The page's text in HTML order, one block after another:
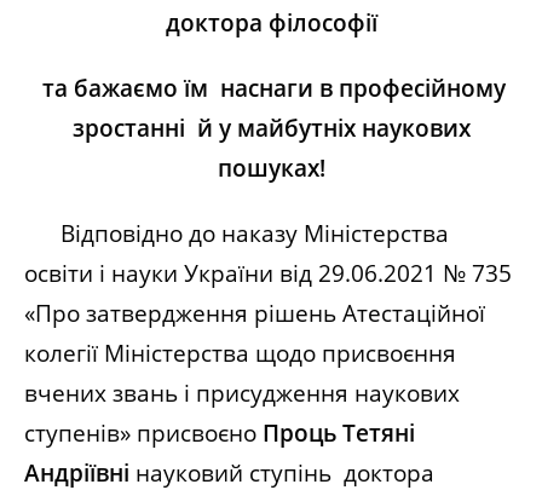
доктора філософії
та бажаємо їм наснаги в професійному
зростанні й у майбутніх наукових
пошуках!
Відповідно до наказу Міністерства
освіти і науки України від 29.06.2021 № 735
«Про затвердження рішень Атестаційної
колегії Міністерства щодо присвоєння
вчених звань і присудження наукових
ступенів» присвоєно Проць Тетяні
Андріївні науковий ступінь доктора